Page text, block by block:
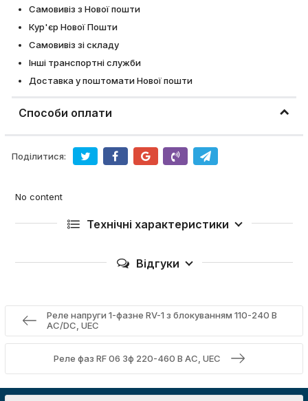
Самовивіз з Нової пошти
Кур'єр Нової Пошти
Самовивіз зі складу
Інші транспортні служби
Доставка у поштомати Нової пошти
Способи оплати
Поділитися:
No content
Технічні характеристики
Відгуки
Реле напруги 1-фазне RV-1 з блокуванням 110-240 В
AC/DC, UEC
Реле фаз RF 06 3ф 220-460 В AC, UEC